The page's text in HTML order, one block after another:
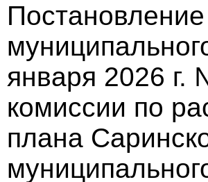
января 2026 г.
комиссии по
плана